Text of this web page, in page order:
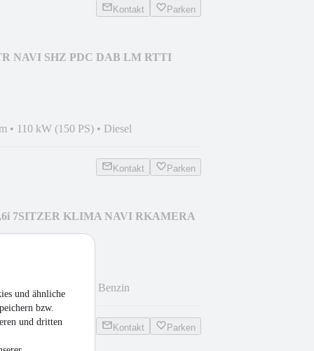
und ähnliche
bzw.
und dritten
Kontakt Parken
NAVI SHZ PDC DAB LM RTTI
• 110 kW (150 PS) • Diesel
Kontakt Parken
7SITZER KLIMA NAVI RKAMERA
75 kW (102 PS) Benzin
Kontakt Parken